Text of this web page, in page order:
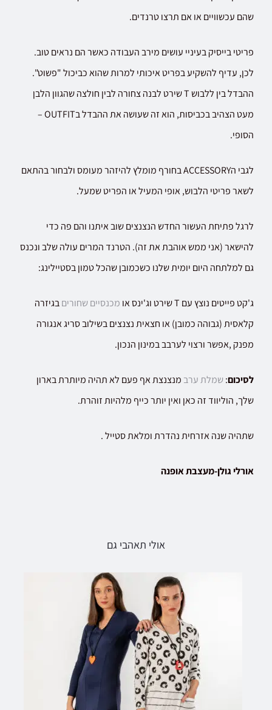
שהם עכשוויים או אם תרצו טרנדים.
פריטי בייסיק בעיניי עושים מירב העבודה כאשר הם נראים טוב.
לכן, עדיף להשקיע בפריט איכותי למרות שהוא כביכול "פשוט".
ההבדל בין ללבוש T שירט לבנה צחורה לבין חולצה שהגוון הלבן
מעט הצהיב בכביסות, הוא זה שעושה את ההבדל בOUTFIT –
הסופי.
לגבי הACCESSORY בחורף מומלץ להיזהר מעומס ולבחור בהתאם
לשאר פריטי הלבוש, אופי המעיל או הפריט שמעל.
לרגל פתיחת העשור החדש הנצנצים שוב איתנו והם פה כדי
להישאר (אני ממש אוהבת את זה). הטרנד המרים עולה שלב ונכנס
גם למלתחה היום יומית שלנו כשכמובן שהכל טמון בסטיילינג:
ג'קט פייטים נוצץ עם T שירט וג'ינס או מכנסיים שחוריםבגיזרה
קלאסית (גבוהה כמובן) או חצאית נצנצים בשילוב סריג אנגורה
מפנק ,אפשר ורצוי לערבב במינון הנכון.
לסיכום: שמלת ערב מנצנצת אף פעם לא תהיה מיותרת בארון
שלך, הוליווד זה כאן ואין יותר כייף מלהיות זוהרת.
שתהיה שנה אזרחית נהדרת ומלאת סטייל .
אורלי גולן-מעצבת אופנה
אולי תאהבי גם